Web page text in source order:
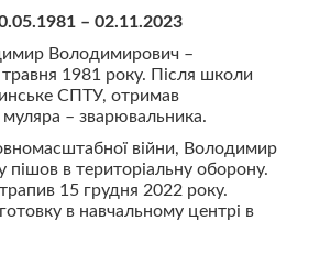
– 02.11.2023
Володимирович –
1981 року. Після школи
СПТУ, отримав
муляра – зварювальника.
війни, Володимир
пішов в територіальну оборону.
15 грудня 2022 року.
в навчальному центрі в